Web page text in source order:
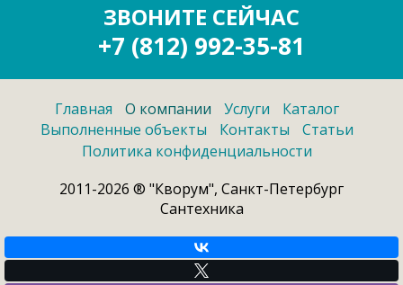
ЗВОНИТЕ СЕЙЧАС
+7 (812) 992-35-81
Главная О компании Услуги
Каталог
Выполненные объекты
Контакты
Статьи
Политика конфиденциальности
2011-2026 ® "Кворум", Санкт-Петербург
Сантехника